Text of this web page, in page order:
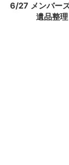
6/27 メンバー
遺品整